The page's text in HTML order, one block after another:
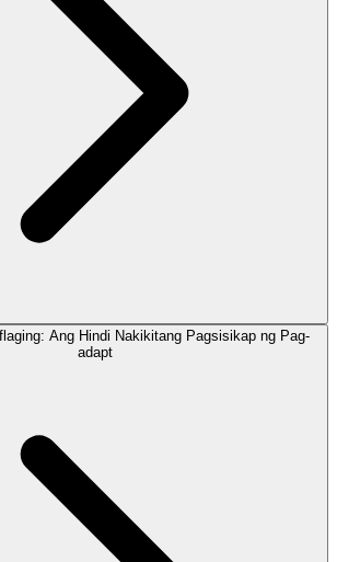
Ang Hindi Nakikitang Pagsisikap ng Pag-
adapt